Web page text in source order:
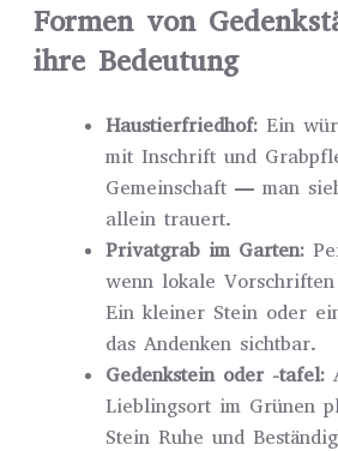
Formen von
ihre Bedeutung
Haustierfriedhof: Ein
mit Inschrift und
Gemeinschaft — man
allein trauert.
Privatgrab im Garten:
wenn lokale
Ein kleiner Stein oder
das Andenken sichtbar.
Gedenkstein oder -tafel:
Lieblingsort im Grünen
Stein Ruhe und